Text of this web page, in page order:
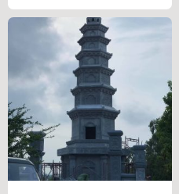
0
out